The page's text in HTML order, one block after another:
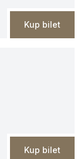
Kup bilet
Kup bilet